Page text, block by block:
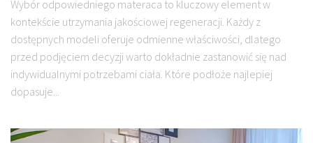
Wybór odpowiedniego materaca to kluczowy element w
kontekście utrzymania jakościowej regeneracji. Każdy z
dostępnych modeli oferuje odmienne właściwości, dlatego
przed podjęciem decyzji warto dokładnie zastanowić się nad
indywidualnymi potrzebami ciała. Które podłoże najlepiej
dopasuje...